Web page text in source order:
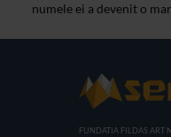
numele ei a devenit o
FUNDATIA FILDAS ART